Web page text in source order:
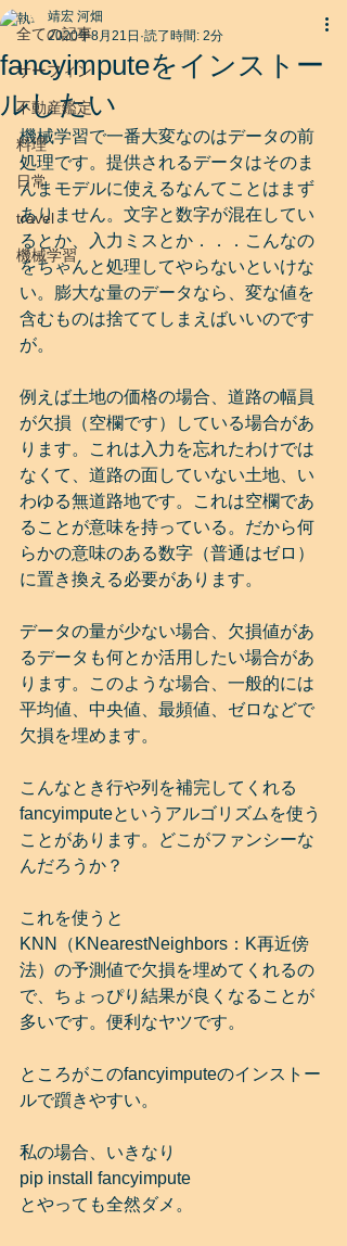
全ての記事
サーフィン
不動産鑑定
料理
日常
travel
機械学習
fancyimputeをインストー
ルしたい
靖宏 河畑
2020年8月21日 読了時間: 2分
機械学習で一番大変なのはデータの前
処理です。提供されるデータはそのま
んまモデルに使えるなんてことはまず
ありません。文字と数字が混在してい
るとか、入力ミスとか．．．こんなの
をちゃんと処理してやらないといけな
い。膨大な量のデータなら、変な値を
含むものは捨ててしまえばいいのです
が。
例えば土地の価格の場合、道路の幅員
が欠損（空欄です）している場合があ
ります。これは入力を忘れたわけでは
なくて、道路の面していない土地、い
わゆる無道路地です。これは空欄であ
ることが意味を持っている。だから何
らかの意味のある数字（普通はゼロ）
に置き換える必要があります。
データの量が少ない場合、欠損値があ
るデータも何とか活用したい場合があ
ります。このような場合、一般的には
平均値、中央値、最頻値、ゼロなどで
欠損を埋めます。
こんなとき行や列を補完してくれる
fancyimputeというアルゴリズムを使う
ことがあります。どこがファンシーな
んだろうか？
これを使うと
KNN（KNearestNeighbors：K再近傍
法）の予測値で欠損を埋めてくれるの
で、ちょっぴり結果が良くなることが
多いです。便利なヤツです。
ところがこのfancyimputeのインストー
ルで躓きやすい。
私の場合、いきなり
pip install fancyimpute
とやっても全然ダメ。